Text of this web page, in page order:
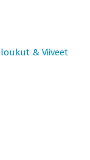
& Viiveet